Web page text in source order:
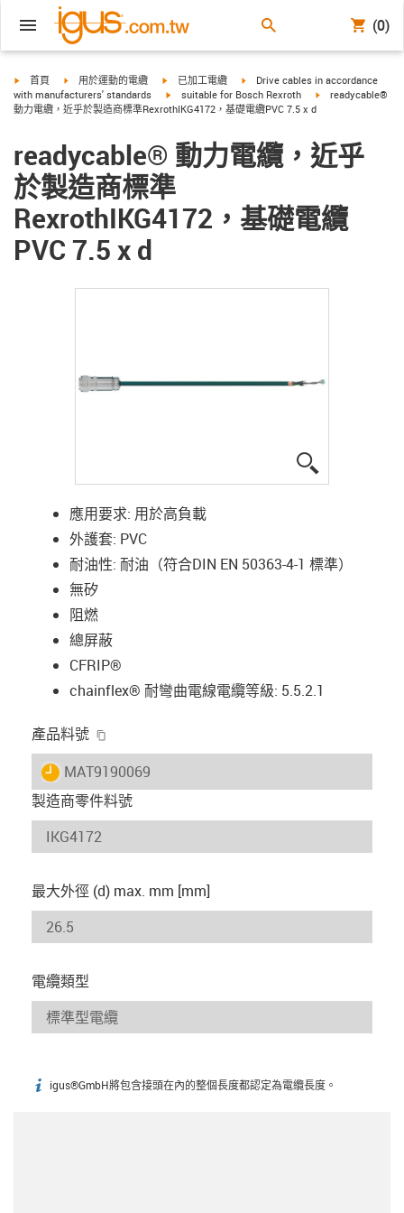
(0)
igus-icon-arrow-right
首頁 igus-icon-arrow-right
用於運動的電纜 igus-icon-arrow-right
已加工電纜 igus-icon-arrow-right
Drive cables in accordance
with manufacturers' standards
igus-icon-arrow-right
suitable for Bosch Rexroth igus-icon-arrow-
readycable®
動力電纜，近乎於製造商標準RexrothIKG4172，基礎電纜PVC 7.5 x d
readycable® 動力電纜，近乎
於製造商標準
RexrothIKG4172，基礎電纜
PVC 7.5 x d
應用要求: 用於高負載
外護套: PVC
耐油性: 耐油（符合DIN EN 50363-4-1 標準）
無矽
阻燃
總屏蔽
CFRIP®
chainflex® 耐彎曲電線電纜等級: 5.5.2.1
產品料號
igus-icon-lieferzeit
MAT9190069
製造商零件料號
最大外徑 (d) max. mm [mm]
電纜類型
igus-icon-info
igus®GmbH將包含接頭在內的整個長度都認定為電纜長度。